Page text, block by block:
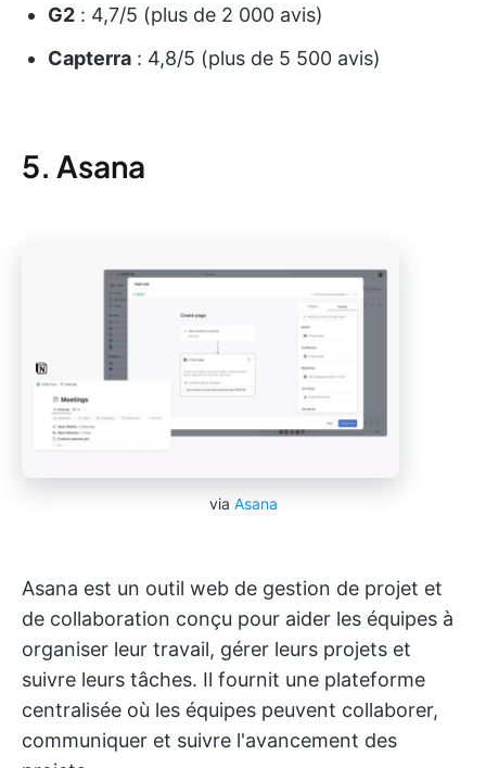
G2 : 4,7/5 (plus de 2 000 avis)
Capterra : 4,8/5 (plus de 5 500 avis)
5. Asana
via Asana
Asana est un outil web de gestion de projet et
de collaboration conçu pour aider les équipes à
organiser leur travail, gérer leurs projets et
suivre leurs tâches. Il fournit une plateforme
centralisée où les équipes peuvent collaborer,
communiquer et suivre l'avancement des